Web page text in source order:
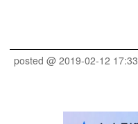
posted @ 2019-02-12 17:33